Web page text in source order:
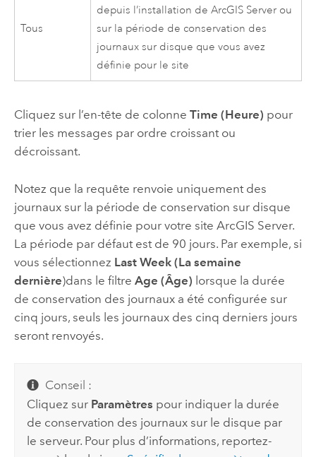
Tous
depuis l’installation deArcGIS Server ou
sur la période de conservation des
journaux sur disque que vous avez
définie pour le site
Cliquez sur l’en-tête de colonne Time (Heure) pour
trier les messages par ordre croissant ou
décroissant.
Notez que la requête renvoie uniquement des
journaux sur la période de conservation sur disque
que vous avez définie pour votre site ArcGIS Server.
La période par défaut est de 90 jours. Par exemple, si
vous sélectionnez Last Week (La semaine
dernière)dans le filtre Age (Âge) lorsque la durée
de conservation des journaux a été configurée sur
cinq jours, seuls les journaux des cinq derniers jours
seront renvoyés.
Conseil :
Cliquez sur Paramètres pour indiquer la durée
de conservation des journaux sur le disque par
le serveur. Pour plus d’informations, reportez-